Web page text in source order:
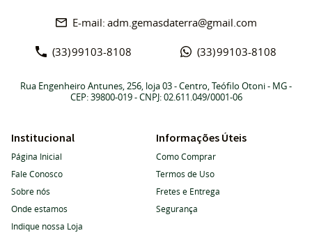
(33)99103-8108 (33)99103-8108
adm.gemasdaterra@gmail.com
Rua Engenheiro Antunes, 256, loja 03-Centro, Teófilo Otoni- MG-
CEP: 39800-019- CNPJ: 02.611.049/0001-06
Institucional
Página Inicial
Fale Conosco
Sobre nós
Onde estamos
Indique nossa Loja
Informações Úteis
Como Comprar
Termos de Uso
Fretes e Entrega
Segurança